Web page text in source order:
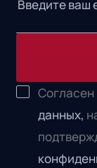
Согласен
данных,